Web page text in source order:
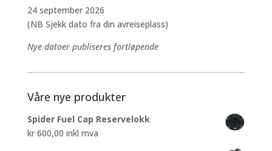
24 september 2026
(NB Sjekk dato fra din avreiseplass)
Nye datoer publiseres fortløpende
Våre nye produkter
Spider Fuel Cap Reservelokk
kr600,00 inkl mva